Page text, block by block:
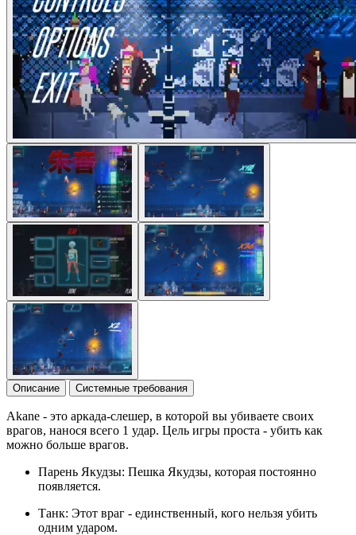
Описание Системные требования
Akane - это аркада-слешер, в которой вы убиваете своих
врагов, нанося всего 1 удар. Цель игры проста - убить как
можно больше врагов.
Парень Якудзы: Пешка Якудзы, которая постоянно
появляется.
Танк: Этот враг - единственный, кого нельзя убить
одним ударом.